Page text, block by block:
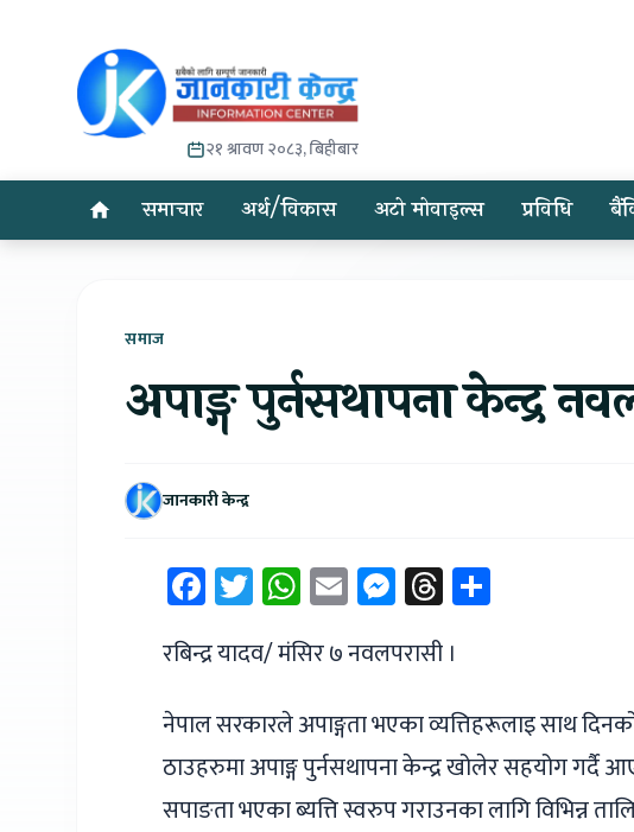
२१ श्रावण २०८३, बिहीबार
समाचार अर्थ/विकास अटो मोवाइल्स प्रविधि
समाज
अपाङ्ग पुर्नसथापना केन्द्र
जानकारी केन्द्र
Facebook
Twitter
WhatsApp
EmailMessenger
Threads
रबिन्द्र यादव/ मंसिर ७ नवलपरासी ।
नेपाल सरकारले अपाङ्गता भएका व्यत्तिहरूलाइ साथ
ठाउहरुमा अपाङ्ग पुर्नसथापना केन्द्र खोलेर सहयोग गर्दै
सपाङता भएका ब्यत्ति स्वरुप गराउनका लागि विभिन्न